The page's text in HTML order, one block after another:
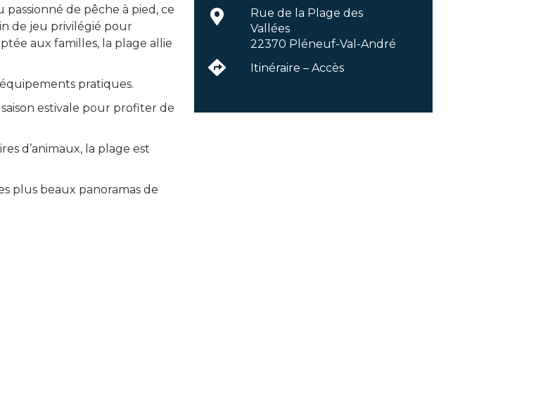
de pêche à pied, ce
de jeu privilégié pour
aux familles, la plage allie
équipements pratiques.
estivale pour profiter de
d’animaux, la plage est
plus beaux panoramas de
Rue de la Plage des
Vallées
22370 Pléneuf-Val-André
Itinéraire – Accès